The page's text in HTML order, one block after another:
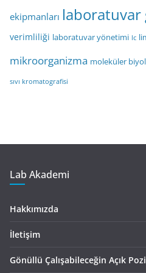
ekipmanları laboratuvar
verimliliği laboratuvar yönetimi lc
mikroorganizma moleküler
sıvı kromatografisi
Lab Akademi
Hakkımızda
İletişim
Gönüllü Çalışabileceğin Açık